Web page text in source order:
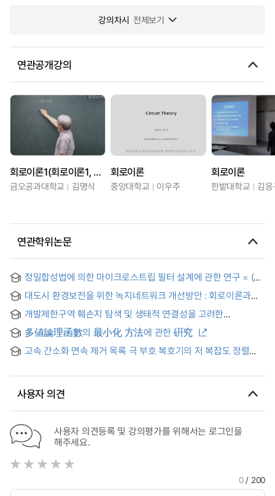
강의차시 전체보기
연관공개강의
회로이론1(회로이론1, 회로이론2, 전자회로1)
금오공과대학교 김명식
회로이론
중앙대학교 이우주
회로이론
한밭대학교 김
연관학위논문
정밀합성법에 의한 마이크로스트립 필터 설계에 관한 연구 = (A)
Study on the Design of Microstrip Filters by Exact
Synthesis
대도시 환경보전을 위한 녹지네트워크 개선방안 : 회로이론과
API정보를 활용하여 = The Improvement of Green Network
for Environmental Conservation in Metropolitan City : using
Circuit Theory and API information
개발제한구역 훼손지 탐색 및 생태적 연결성을 고려한
자연환경복원 우선순위 평가 = Identifying Degraded Area
and Evaluating the Priority of Nature Restoration
considering Ecological Connectivity in the Green Belt
多値論理函數의 最小化 方法에 관한 硏究
고속 간소화 연속 제거 목록 극 부호 복호기의 저 복잡도 정렬
Simplified SC List Polar Decoder
사용자 의견
사용자 의견등록 및 강의평가를 위해서는 로그인을
해주세요.
0/ 200